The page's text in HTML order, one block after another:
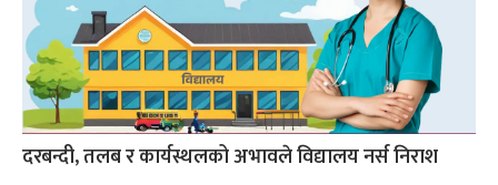
दरबन्दी, तलब र कार्यस्थलको अभावले विद्यालय नर्स निराश